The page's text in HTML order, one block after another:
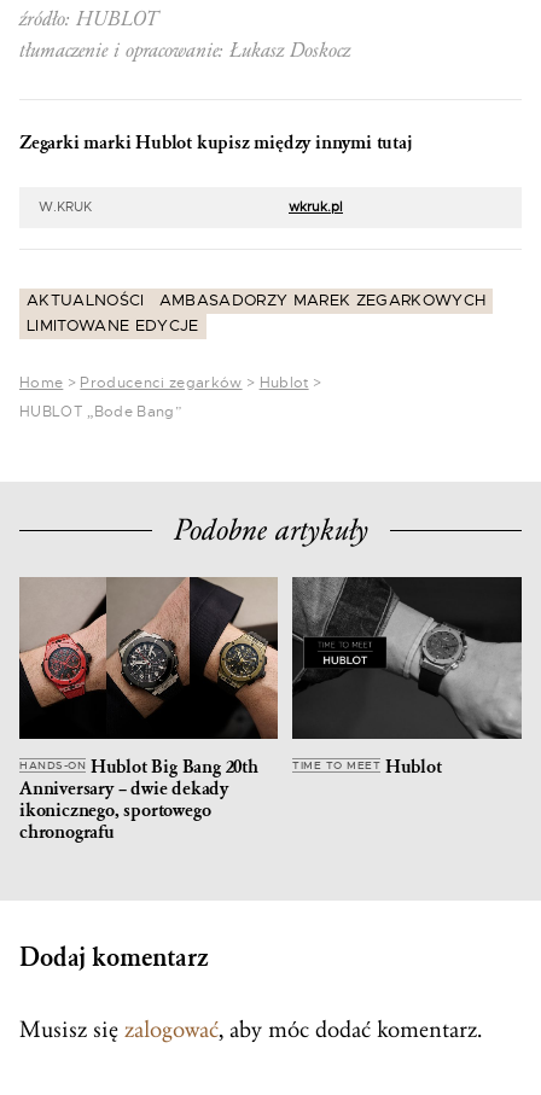
źródło: HUBLOT
tłumaczenie i opracowanie: Łukasz Doskocz
Zegarki marki Hublot kupisz między innymi tutaj
W.KRUK wkruk.pl
AKTUALNOŚCI
AMBASADORZY MAREK ZEGARKOWYCH
LIMITOWANE EDYCJE
Home > Producenci zegarków > Hublot >
HUBLOT „Bode Bang”
Podobne artykuły
HANDS-ON Hublot Big Bang 20th
Anniversary – dwie dekady
ikonicznego, sportowego
chronografu
TIME TO MEET Hublot
Dodaj komentarz
Musisz się zalogować, aby móc dodać komentarz.